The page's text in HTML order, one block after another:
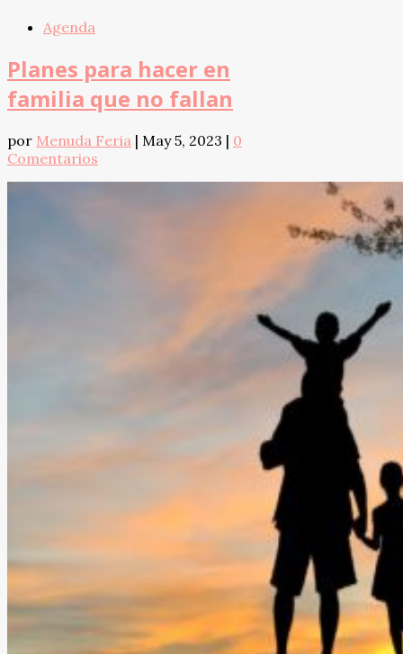
Agenda
Planes para hacer en
familia que no fallan
por Menuda Feria | May 5, 2023 | 0
Comentarios